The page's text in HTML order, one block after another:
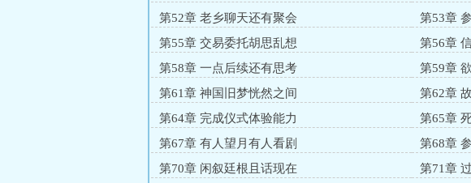
第52章 老乡聊天还有聚会
第53章
第55章 交易委托胡思乱想
第56章
第58章 一点后续还有思考
第59章
第61章 神国旧梦恍然之间
第62章
第64章 完成仪式体验能力
第65章
第67章 有人望月有人看剧
第68章
第70章 闲叙廷根且话现在
第71章